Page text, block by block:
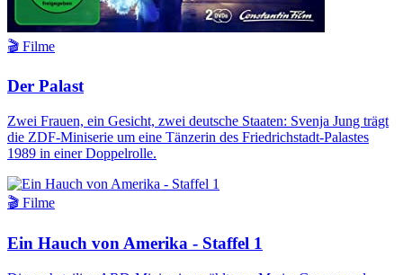
🎬 Filme
Der Palast
Zwei Frauen, ein Gesicht, zwei deutsche Staaten: Svenja Jung trägt
die ZDF-Miniserie um eine Tänzerin des Friedrichstadt-Palastes
1989 in einer Doppelrolle.
🎬 Filme
Ein Hauch von Amerika - Staffel 1